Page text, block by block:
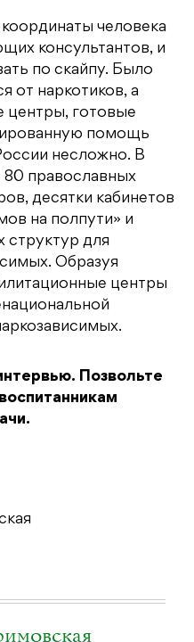
человека
консультантов, и
по скайпу. Было
от наркотиков, а
центры, готовые
помощь
несложно. В
80 православных
десятки кабинетов
на полпути» и
структур для
Образуя
центры
Позвольте